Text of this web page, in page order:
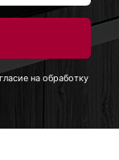
на обработку